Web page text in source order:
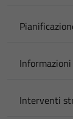
Interventi